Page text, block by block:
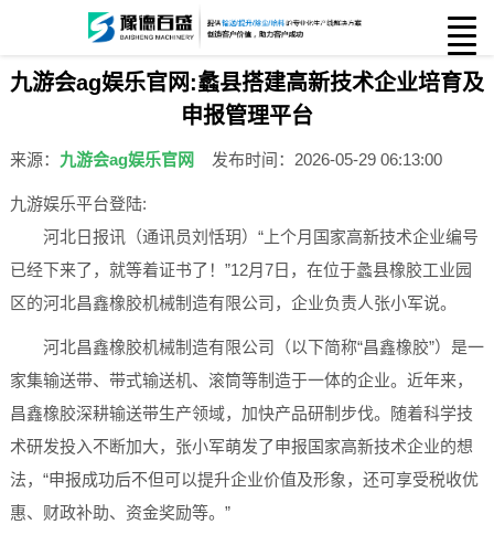
九游会ag娱乐官网:蠡县搭建高新技术企业培育及
申报管理平台
来源： 九游会ag娱乐官网 发布时间：2026-05-29 06:13:00
九游娱乐平台登陆:
河北日报讯（通讯员刘恬玥）“上个月国家高新技术企业编号
已经下来了，就等着证书了！”12月7日，在位于蠡县橡胶工业园
区的河北昌鑫橡胶机械制造有限公司，企业负责人张小军说。
河北昌鑫橡胶机械制造有限公司（以下简称“昌鑫橡胶”）是一
家集输送带、带式输送机、滚筒等制造于一体的企业。近年来，
昌鑫橡胶深耕输送带生产领域，加快产品研制步伐。随着科学技
术研发投入不断加大，张小军萌发了申报国家高新技术企业的想
法，“申报成功后不但可以提升企业价值及形象，还可享受税收优
惠、财政补助、资金奖励等。”